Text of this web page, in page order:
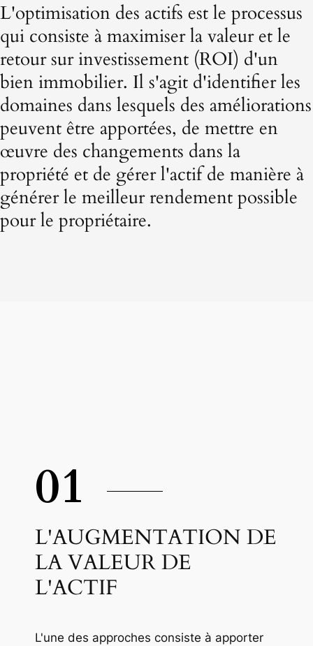
L'optimisation des actifs est le processus
qui consiste à maximiser la valeur et le
retour sur investissement (ROI) d'un
bien immobilier. Il s'agit d'identifier les
domaines dans lesquels des améliorations
peuvent être apportées, de mettre en
œuvre des changements dans la
propriété et de gérer l'actif de manière à
générer le meilleur rendement possible
pour le propriétaire.
01
L'AUGMENTATION DE
LA VALEUR DE
L'ACTIF
L'une des approches consiste à apporter